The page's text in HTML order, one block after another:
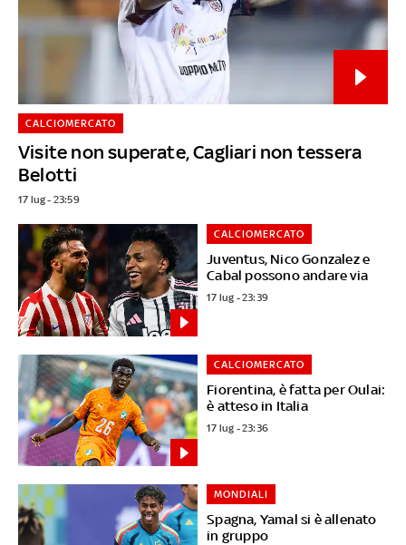
Visite non superate, Cagliari non tessera
Belotti
CALCIOMERCATO
17 lug - 23:59
Juventus, Nico Gonzalez e
Cabal possono andare via
CALCIOMERCATO
17 lug - 23:39
Fiorentina, è fatta per Oulai:
è atteso in Italia
CALCIOMERCATO
17 lug - 23:36
Spagna, Yamal si è allenato
in gruppo
MONDIALI